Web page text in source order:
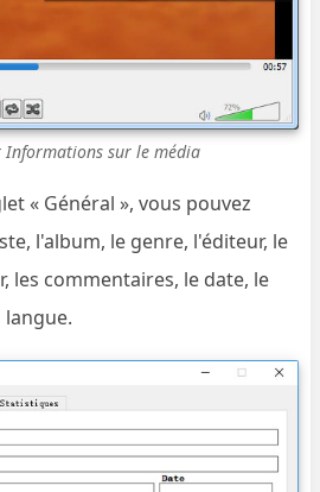
Informations sur le média
« Général », vous pouvez
l'album, le genre, l'éditeur, le
les commentaires, le date, le